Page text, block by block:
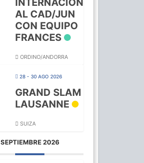
INTERNACION
AL CAD/JUN
CON EQUIPO
FRANCES
ORDINO/ANDORRA
28 - 30 AGO 2026
GRAND SLAM
LAUSANNE
SUIZA
SEPTIEMBRE 2026